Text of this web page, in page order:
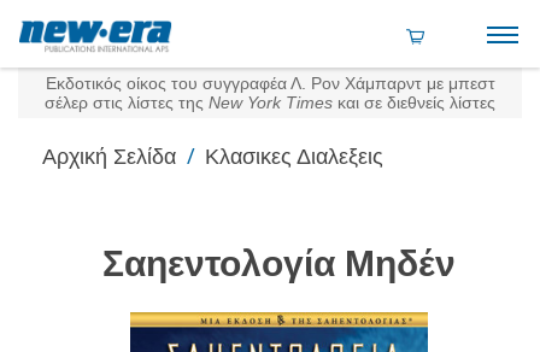
Εκδοτικός οίκος του συγγραφέα Λ. Ρον Χάμπαρντ με μπεστ
σέλερ στις λίστες της New York Times και σε διεθνείς λίστες
Αρχική Σελίδα / Κλασικες Διαλεξεις
Σαηεντολογία Μηδέν